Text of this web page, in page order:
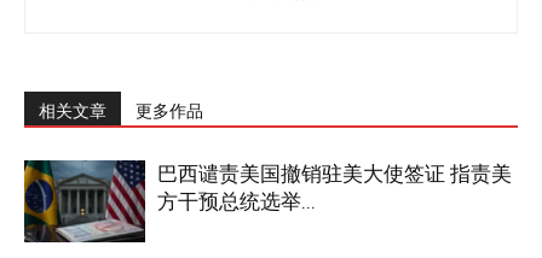
相关文章 更多作品
巴西谴责美国撤销驻美大使签证 指责美
方干预总统选举...